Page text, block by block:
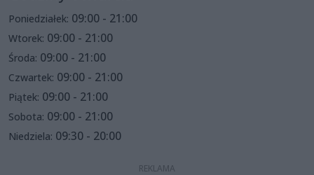
Poniedziałek: 09:00 - 21:00
Wtorek: 09:00 - 21:00
Środa: 09:00 - 21:00
Czwartek: 09:00 - 21:00
Piątek: 09:00 - 21:00
Sobota: 09:00 - 21:00
Niedziela: 09:30 - 20:00